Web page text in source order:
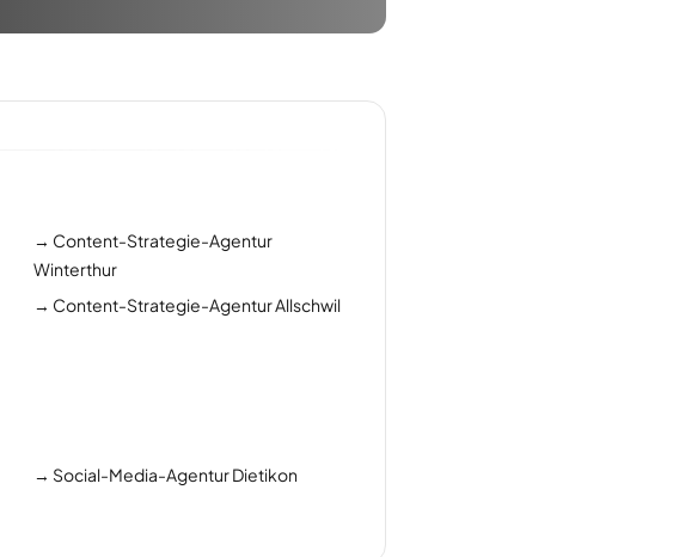
→ Content-Strategie-Agentur
Winterthur
→ Content-Strategie-Agentur Allschwil
→ Social-Media-Agentur Dietikon